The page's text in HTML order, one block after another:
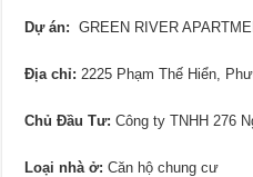
Dự án: GREEN RIVER
Địa chỉ: 2225 Phạm Thế Hiển,
Chủ Đầu Tư: Công ty TNHH 276
Loại nhà ở: Căn hộ chung cư